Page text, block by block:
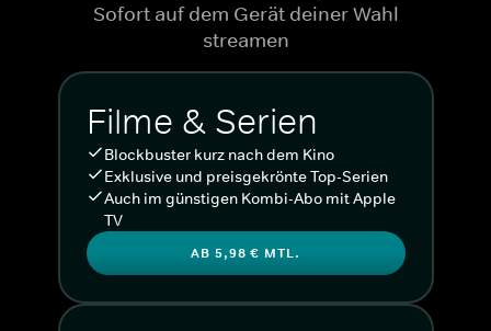
Sofort auf dem Gerät deiner Wahl
streamen
Filme & Serien
Blockbuster kurz nach dem Kino
Exklusive und preisgekrönte Top-Serien
Auch im günstigen Kombi-Abo mit Apple
TV
AB 5,98 € MTL.